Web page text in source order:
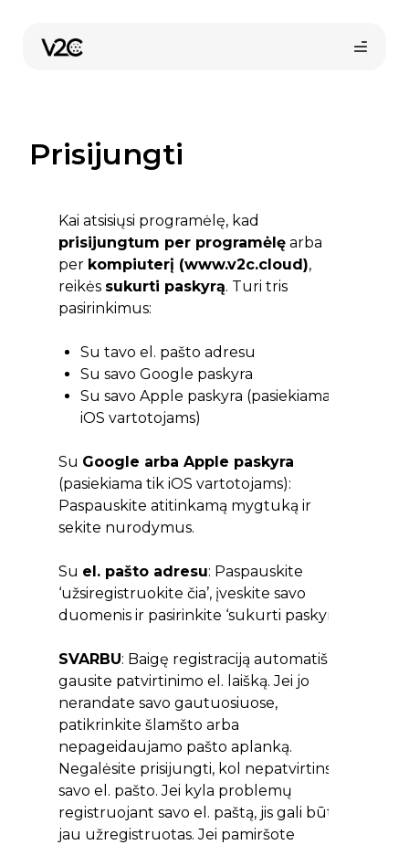
turinio
Prisijungti
Kai atsisiųsi programėlę, kad
prisijungtum per programėlę arba
per kompiuterį (www.v2c.cloud),
reikės sukurti paskyrą. Turi tris
pasirinkimus:
Su tavo el. pašto adresu
Su savo Google paskyra
Su savo Apple paskyra (pasiekiama tik
iOS vartotojams)
Su Google arba Apple paskyra
(pasiekiama tik iOS vartotojams):
Paspauskite atitinkamą mygtuką ir
sekite nurodymus.
Su el. pašto adresu: Paspauskite
‘užsiregistruokite čia’, įveskite savo
duomenis ir pasirinkite ‘sukurti paskyrą’.
SVARBU: Baigę registraciją automatiškai
gausite patvirtinimo el. laišką. Jei jo
nerandate savo gautuosiuose,
patikrinkite šlamšto arba
nepageidaujamo pašto aplanką.
Negalėsite prisijungti, kol nepatvirtinsite
savo el. pašto. Jei kyla problemų
registruojant savo el. paštą, jis gali būti
jau užregistruotas. Jei pamiršote